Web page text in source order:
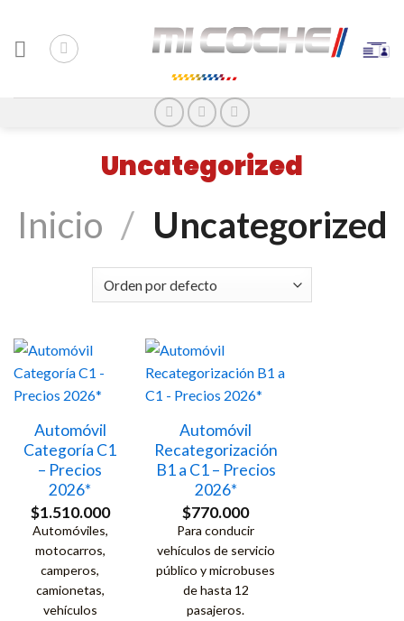
Uncategorized
Inicio / Uncategorized
Automóvil
Categoría C1
– Precios
2026*
$1.510.000
Automóviles,
motocarros,
camperos,
camionetas,
vehículos
Automóvil
Recategorización
B1 a C1 – Precios
2026*
$770.000
Para conducir
vehículos de servicio
público y microbuses
de hasta 12
pasajeros.